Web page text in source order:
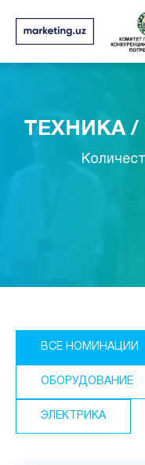
ТЕХНИКА
ВСЕ НОМИНАЦИИ
ОБОРУДОВАНИЕ
ЭЛЕКТРИКА